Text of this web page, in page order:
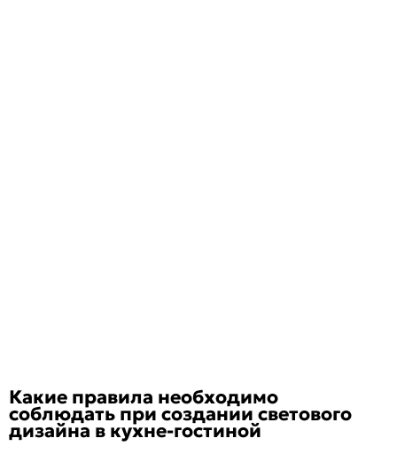
Какие правила необходимо
соблюдать при создании светового
дизайна в кухне-гостиной